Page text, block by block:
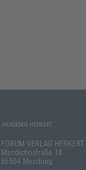
AKADEMIE HERKERT
FORUM VERLAG
Mandichostraße 18
86504 Merching